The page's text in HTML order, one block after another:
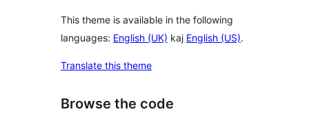
This theme is available in the following
languages: English (UK) kaj English (US).
Translate this theme
Browse the code